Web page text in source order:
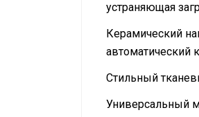
устраняющая
Керамический
автоматический
Стильный
Универсальный